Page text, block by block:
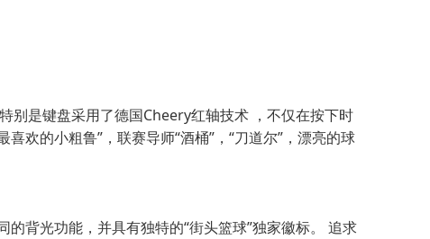
别是键盘采用了德国Cheery红轴技术 ，不仅在按下时
欢的小粗鲁”，联赛导师“酒桶”，“刀道尔”，漂亮的球
背光功能，并具有独特的“街头篮球”独家徽标。 追求